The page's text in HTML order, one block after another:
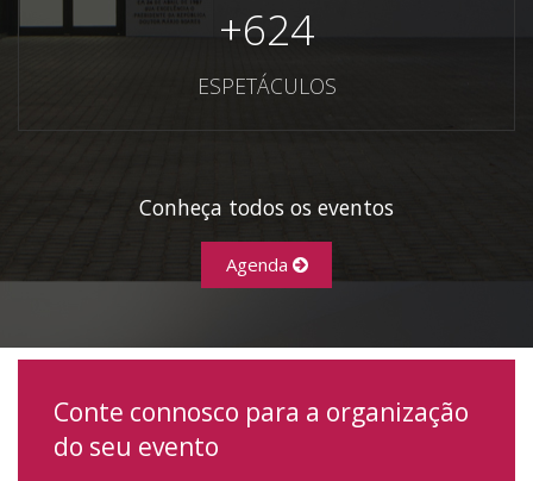
+624
ESPETÁCULOS
Conheça todos os eventos
Agenda
Conte connosco para a organização
do seu evento